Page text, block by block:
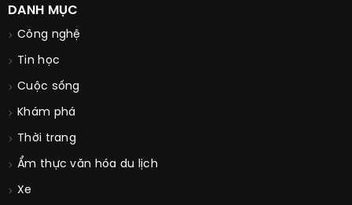
DANH MỤC
Công nghệ
Tin học
Cuộc sống
Khám phá
Thời trang
Ẩm thực văn hóa du lịch
Xe